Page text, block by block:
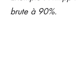
brute à 90%.